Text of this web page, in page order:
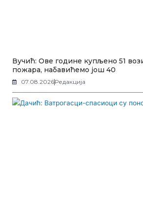
Вучић: Ове године купљено 51
пожара, набавићемо још 40
07.08.2026Редакција